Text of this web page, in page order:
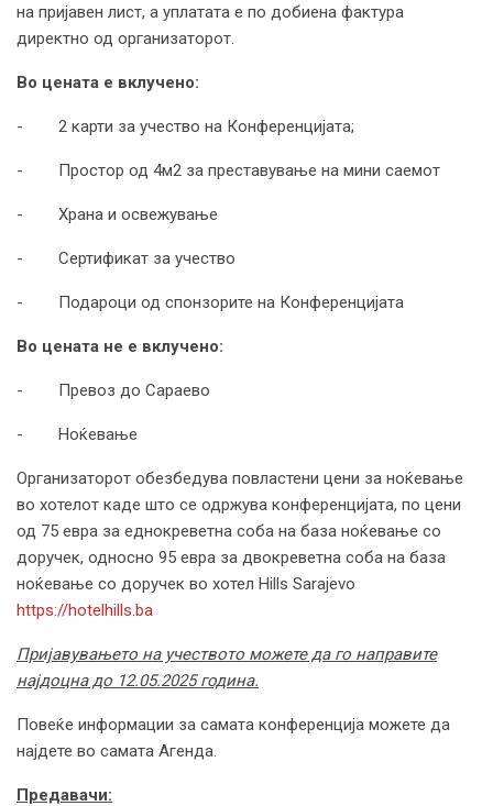
на пријавен лист, а уплатата е по добиена фактура
директно од организаторот.
Во цената е вклучено:
- 2 карти за учество на Конференцијата;
- Простор од 4м2 за преставување на мини саемот
- Храна и освежување
- Сертификат за учество
- Подароци од спонзорите на Конференцијата
Во цената не е вклучено:
- Превоз до Сараево
- Ноќевање
Организаторот обезбедува повластени цени за ноќевање
во хотелот каде што се одржува конференцијата, по цени
од 75 евра за еднокреветна соба на база ноќевање со
доручек, односно 95 евра за двокреветна соба на база
ноќевање со доручек во хотел Hills Sarajevo
https://hotelhills.ba
Пријавувањето на учеството можете да го направите
најдоцна до 12.05.2025 година.
Повеќе информации за самата конференција можете да
најдете во самата Агенда.
Предавачи: